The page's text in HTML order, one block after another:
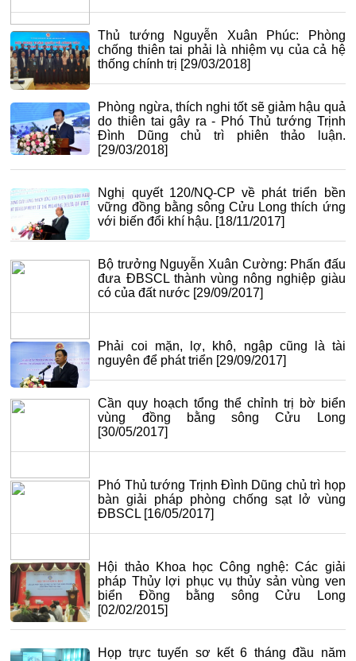
Thủ tướng Nguyễn Xuân Phúc: Phòng
chống thiên tai phải là nhiệm vụ của cả hệ
thống chính trị [29/03/2018]
Phòng ngừa, thích nghi tốt sẽ giảm hậu quả
do thiên tai gây ra - Phó Thủ tướng Trịnh
Đình Dũng chủ trì phiên thảo luận.
[29/03/2018]
Nghị quyết 120/NQ-CP về phát triển bền
vững đồng bằng sông Cửu Long thích ứng
với biến đổi khí hậu. [18/11/2017]
Bộ trưởng Nguyễn Xuân Cường: Phấn đấu
đưa ĐBSCL thành vùng nông nghiệp giàu
có của đất nước [29/09/2017]
Phải coi mặn, lợ, khô, ngập cũng là tài
nguyên để phát triển [29/09/2017]
Cần quy hoạch tổng thể chỉnh trị bờ biển
vùng đồng bằng sông Cửu Long
[30/05/2017]
Phó Thủ tướng Trịnh Đình Dũng chủ trì họp
bàn giải pháp phòng chống sạt lở vùng
ĐBSCL [16/05/2017]
Hội thảo Khoa học Công nghệ: Các giải
pháp Thủy lợi phục vụ thủy sản vùng ven
biển Đồng bằng sông Cửu Long
[02/02/2015]
Họp trực tuyến sơ kết 6 tháng đầu năm